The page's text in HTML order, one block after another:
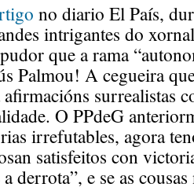
no diario El País,
intrigantes do
que a rama
Palmou! A cegueira
surrealistas
O PPdeG
irrefutables, agora
satisfeitos con
derrota”, e se as